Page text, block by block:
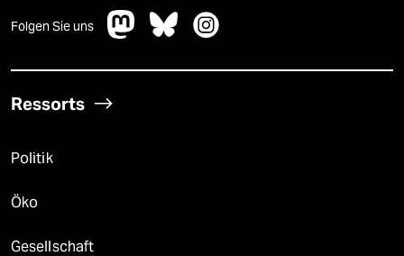
Folgen Sie uns
Ressorts
Politik
Öko
Gesellschaft